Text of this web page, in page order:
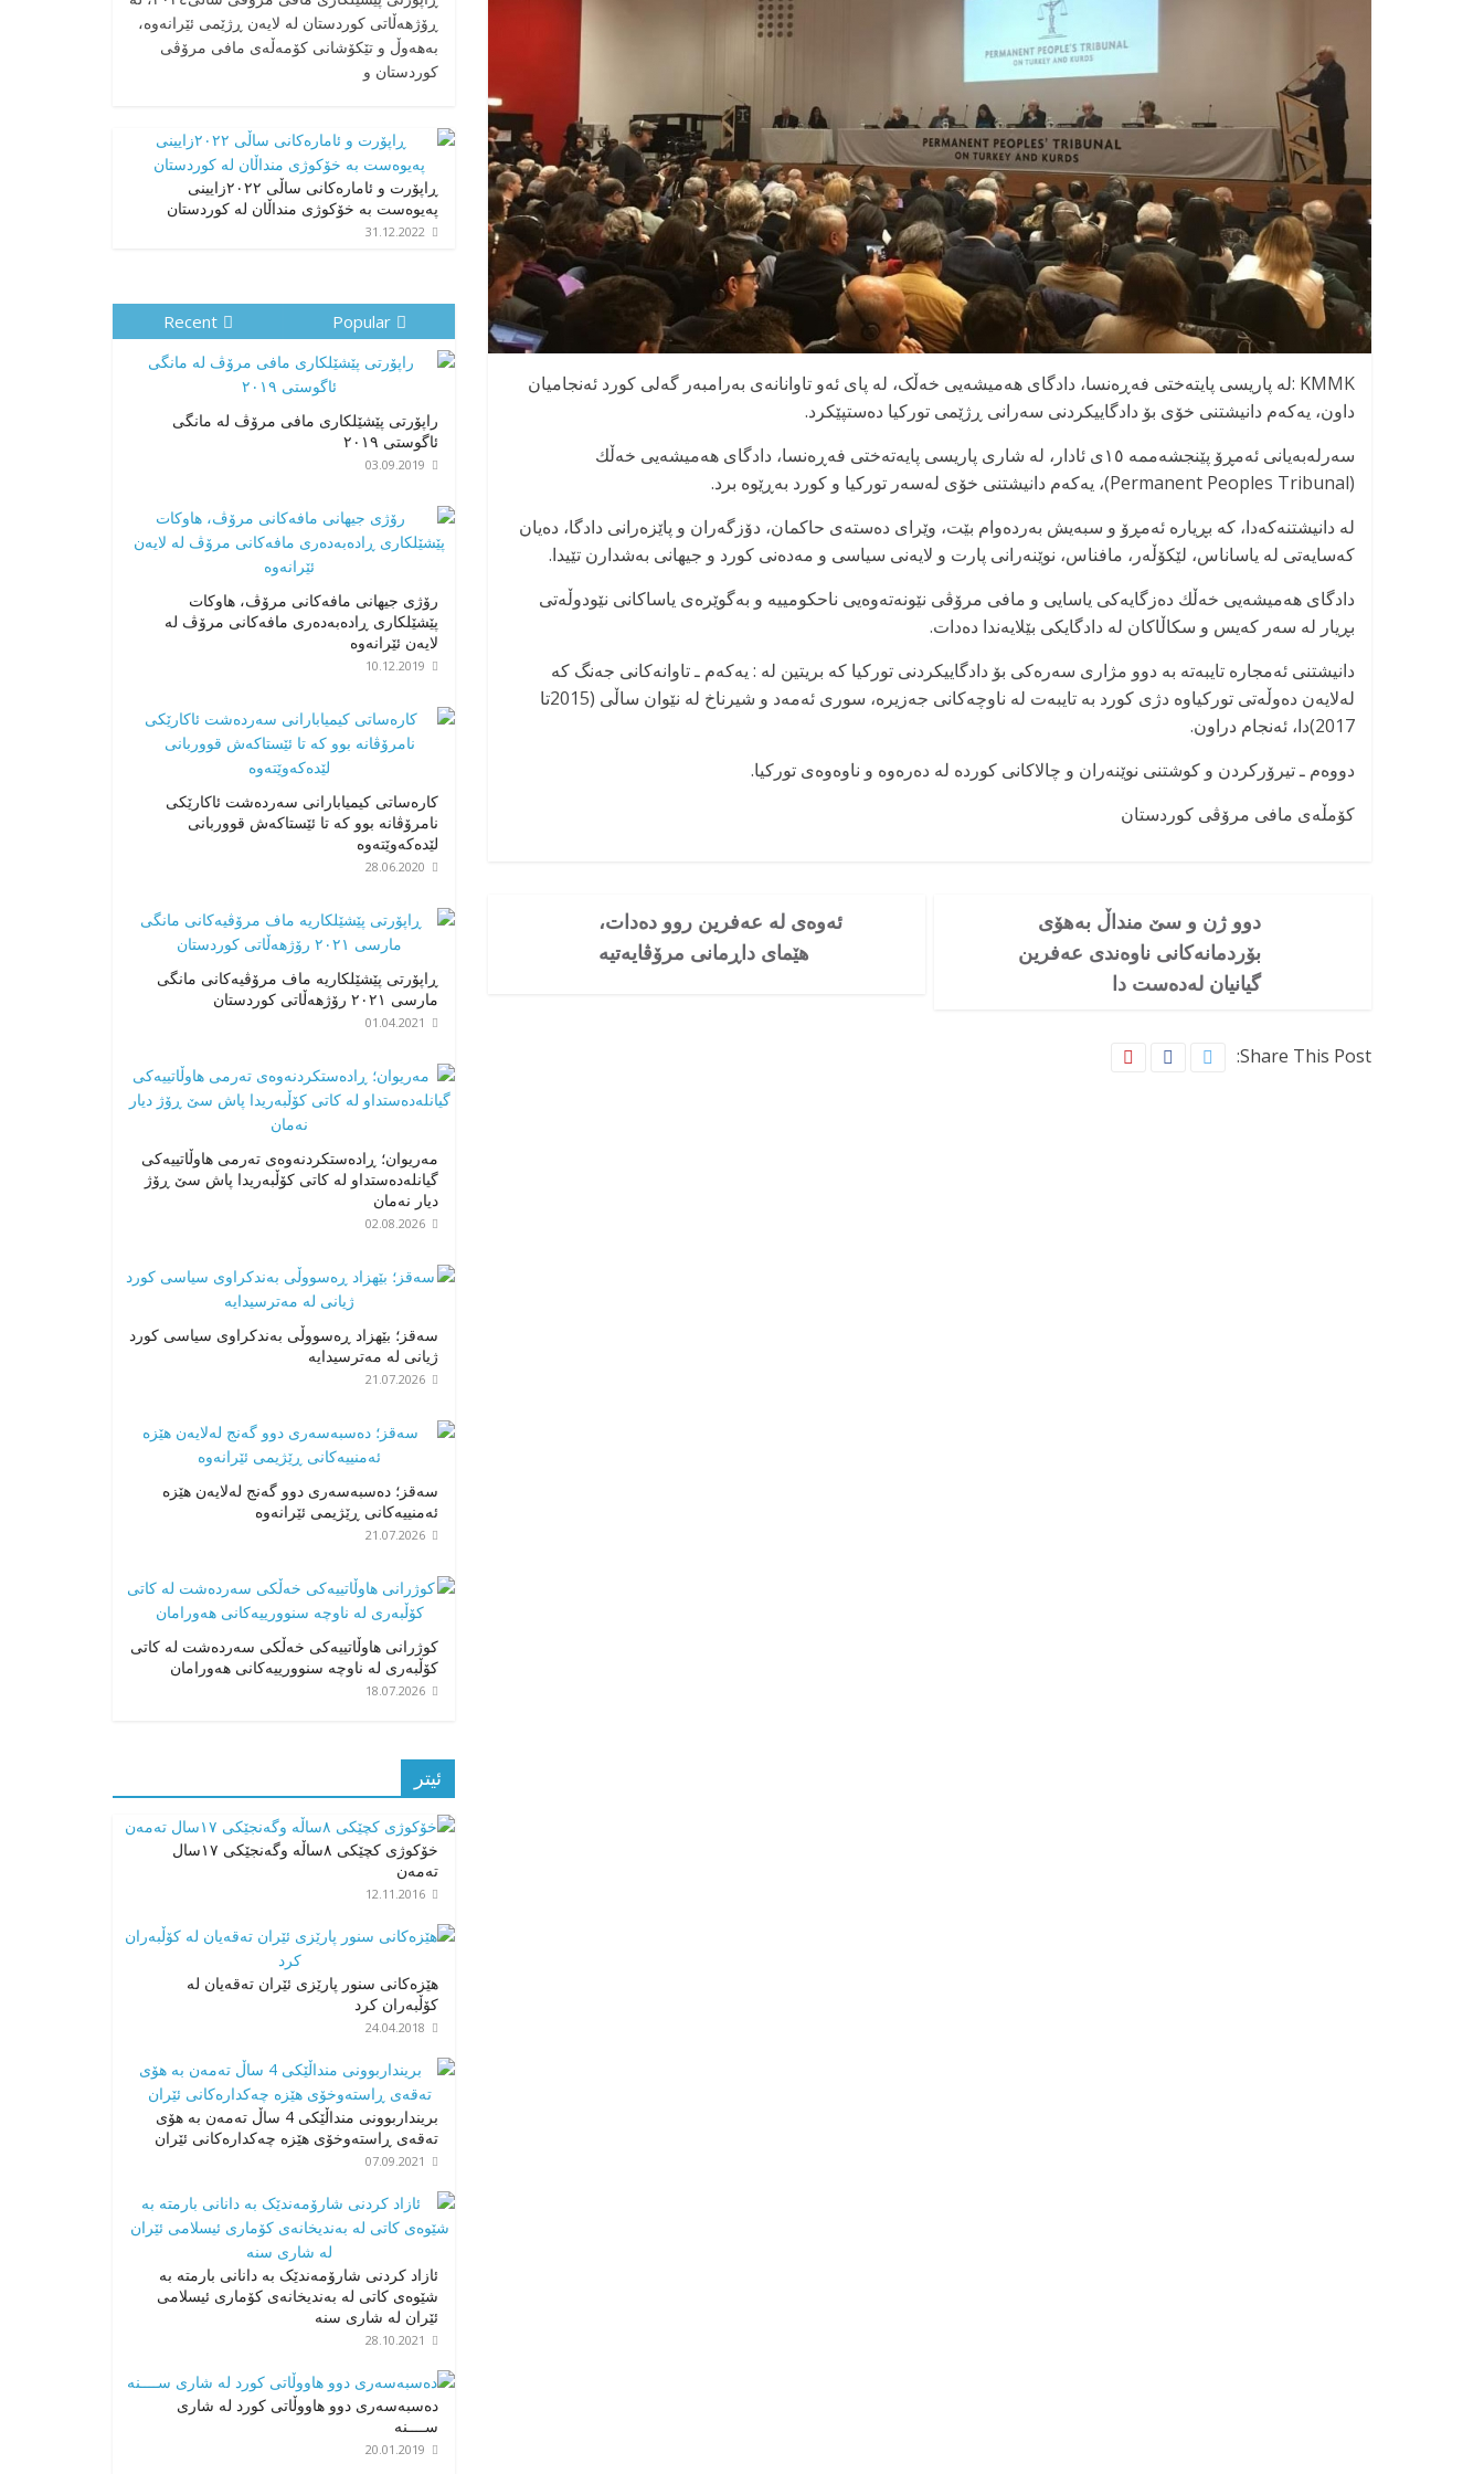
KMMK :لە پاریسی پایتەختی فەڕەنسا، دادگای هەمیشەیی خەڵک، لە پای ئەو تاوانانەی بەرامبەر گەلی کورد ئەنجامیان
داون، یەکەم دانیشتنی خۆی بۆ دادگاییکردنی سەرانی ڕژێمی تورکیا دەستپێکرد.
سەرلەبەیانی ئەمڕۆ پێنجشەممە ۱٥ی ئادار، لە شاری پاریسی پایەتەختی فەڕەنسا، دادگای هەمیشەیی خەڵك
(Permanent Peoples Tribunal)، یەکەم دانیشتنی خۆی لەسەر توركیا و كورد بەڕێوە برد.
لە دانیشتنەکەدا، کە بڕیارە ئەمڕۆ و سبەیش بەردەوام بێت، وێرای دەستەی حاکمان، دۆزگەران و پاێزەرانی دادگا، دەیان
کەسایەتی لە یاساناس، لێکۆڵەر، مافناس، نوێنەرانی پارت و لایەنی سیاسی و مەدەنی کورد و جیهانی بەشدارن تێیدا.
دادگای هەمیشەیی خەڵك دەزگایەكی یاسایی و مافی مرۆڤی نێونەتەوەیی ناحكومییە و بەگوێرەی یاساکانی نێودوڵەتی
بڕیار لە سەر کەیس و سکاڵاکان لە دادگایکی بێلایەندا دەدات.
دانیشتنی ئەمجارە تایبەتە بە دوو مژاری سەرەکی بۆ دادگاییکردنی تورکیا کە بریتین لە : یەکەم ـ تاوانەکانی جەنگ کە
لەلایەن دەوڵەتی توركیاوە دژی كورد بە تایبەت لە ناوچەكانی جەزیرە، سوری ئەمەد و شیرناخ لە نێوان ساڵی (2015تا
2017)دا، ئەنجام دراون.
دووەم ـ تیرۆرکردن و كوشتنی نوێنەران و چالاکانی كوردە لە دەرەوە و ناوەوەی توركیا.
کۆمڵەی مافی مرۆڤی کوردستان
دوو ژن و سێ منداڵ بەهۆی
بۆردمانەکانی ناوەندی عەفرین
گیانیان لەدەست دا
ئەوەی لە عەفرین روو دەدات،
هێمای داڕمانی مرۆڤایەتیە
Share This Post:
ڕۆژهەڵاتی کوردستان له لایەن ڕژێمی ئێرانەوە،
بە‎هەوڵ و تێکۆشانی کۆمەڵەی مافی مرۆڤی
کوردستان و
ڕاپۆرت و ئامارەکانی ساڵی ٢٠٢٢زایینی
پەیوەست بە خۆکوژی منداڵان لە کوردستان
31.12.2022
Popular
Recent
راپۆرتی پێشێلكاری مافی مرۆڤ له‌ مانگی
ئاگوستی ٢٠١٩
03.09.2019
رۆژی جیهانی مافەکانی مرۆڤ، هاوکات
پێشێلکاری ڕادەبەدەری مافەکانی مرۆڤ لە
لایەن ئێرانەوە
10.12.2019
کارەساتی کیمیابارانی سەردەشت ئاکارێکی
نامرۆڤانە بوو کە تا ئێستاکەش قووربانی
لێدەکەوێتەوە
28.06.2020
ڕاپۆرتی پێشێلکاریە ماف مرۆڤیەکانی مانگی
مارسی ٢٠٢١ رۆژهەڵاتی کوردستان
01.04.2021
مەریوان؛ ڕادەستکردنەوەی تەرمی هاوڵاتییەکی
گیانلەدەستداو لە کاتی کۆڵبەریدا پاش سێ ڕۆژ
دیار نەمان
02.08.2026
سەقز؛ بێهزاد ڕەسووڵی بەندکراوی سیاسی کورد
ژیانی لە مەترسیدایە
21.07.2026
سەقز؛ دەسبەسەری دوو گەنج لەلایەن هێزە
ئەمنییەکانی ڕێژیمی ئێرانەوە
21.07.2026
کوژرانی هاوڵاتییەکی خەڵکی سەردەشت لە کاتی
کۆڵبەری لە ناوچە سنوورییەکانی هەورامان
18.07.2026
ئیتر
خۆکوژی کچێکی ٨ساڵە وگەنجێکی ۱۷سال
تەمەن
12.11.2016
هێزەکانی سنور پارێزی ئێران تەقەیان لە
کۆڵبەران کرد
24.04.2018
برینداربوونی منداڵێکی 4 ساڵ تەمەن بە هۆی
تەقەی ڕاستەوخۆی هێزە چەکدارەکانی ئێران
07.09.2021
ئازاد کردنی شارۆمەندێک بە دانانی بارمتە بە
شێوەی کاتی لە بەندیخانەی کۆماری ئیسلامی
ئێران لە شاری سنە
28.10.2021
دەسبەسەری دوو هاووڵاتی کورد لە شاری
ســــنە
20.01.2019